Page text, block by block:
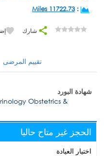
:
11722.73 Miles
شارك
تقييم المرضى
شهادة البورد
Obstetrics &
الحجز غير متاح حاليا
اختيار العيادة